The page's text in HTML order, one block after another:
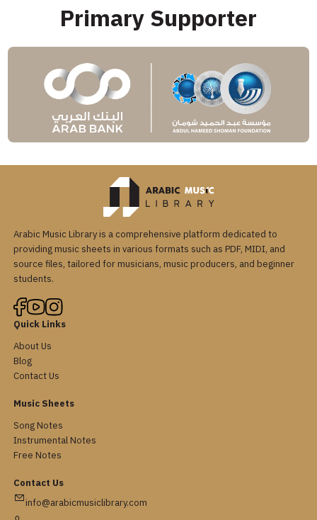
Primary Supporter
Arabic Music Library is a comprehensive platform dedicated to
providing music sheets in various formats such as PDF, MIDI, and
source files, tailored for musicians, music producers, and beginner
students.
Quick Links
About Us
Blog
Contact Us
Music Sheets
Song Notes
Instrumental Notes
Free Notes
Contact Us
info@arabicmusiclibrary.com